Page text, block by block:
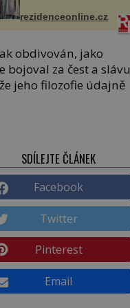
rezidenceonline.cz
obdivován, jako
bojoval za čest a slávu
jeho filozofie údajně
SDÍLEJTE ČLÁNEK
Facebook
Twitter
Pinterest
Email